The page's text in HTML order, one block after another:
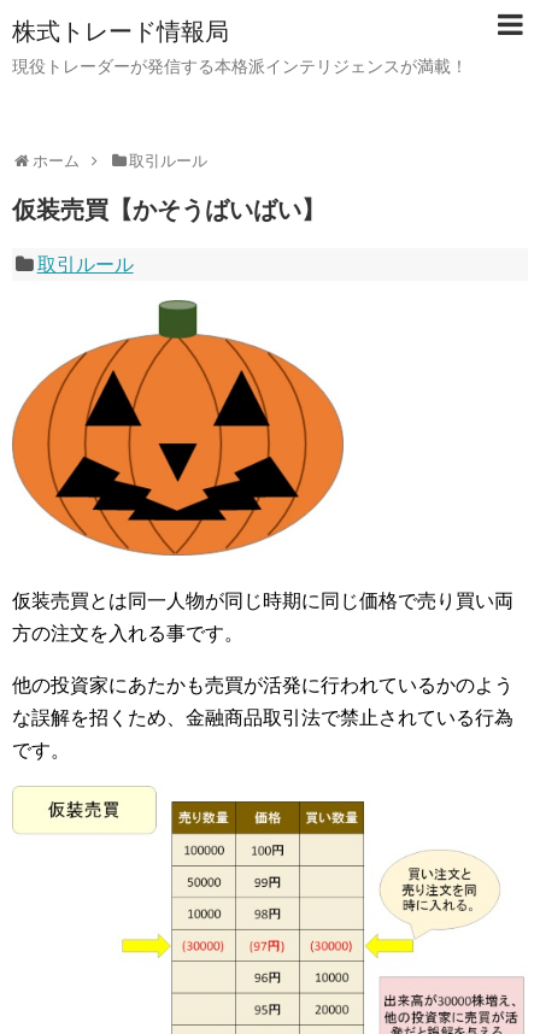
株式トレード情報局
現役トレーダーが発信する本格派インテリジェンスが満載！
ホーム 取引ルール
仮装売買【かそうばいばい】
取引ルール
仮装売買とは同一人物が同じ時期に同じ価格で売り買い両
方の注文を入れる事です。
他の投資家にあたかも売買が活発に行われているかのよう
な誤解を招くため、金融商品取引法で禁止されている行為
です。